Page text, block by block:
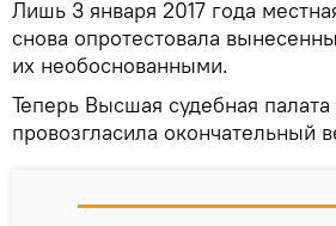
Лишь 3 января 2017 года
снова опротестовала
их необоснованными.
Теперь Высшая судебная
провозгласила окончательный